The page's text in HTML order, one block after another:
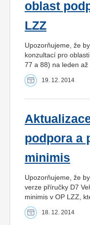
oblast
LZZ
Upozorňujeme, že
konzultací pro
77 a 88) na leden až
19. 12. 2014
podpora a
minimis
Upozorňujeme, že
verze příručky D7
minimis v OP LZZ,
18. 12. 2014